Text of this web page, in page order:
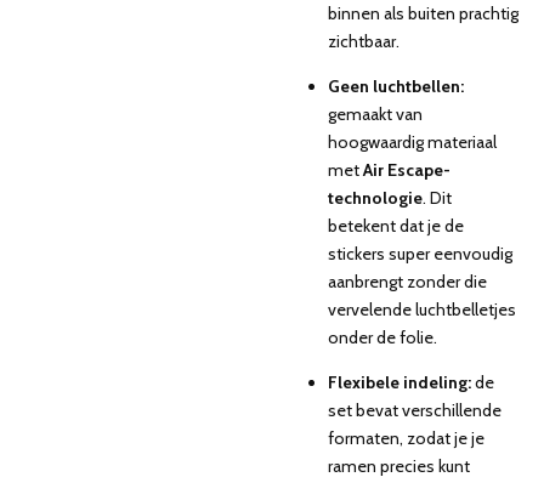
binnen als buiten prachtig
zichtbaar.
Geen luchtbellen:
gemaakt van
hoogwaardig materiaal
metAir Escape-
technologie. Dit
betekent dat je de
stickers super eenvoudig
aanbrengt zonder die
vervelende luchtbelletjes
onder de folie.
Flexibele indeling:de
set bevat verschillende
formaten, zodat je je
ramen precies kunt